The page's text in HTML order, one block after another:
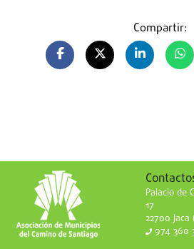
Compartir:
Palacio de
17
22700 Jaca
974 360